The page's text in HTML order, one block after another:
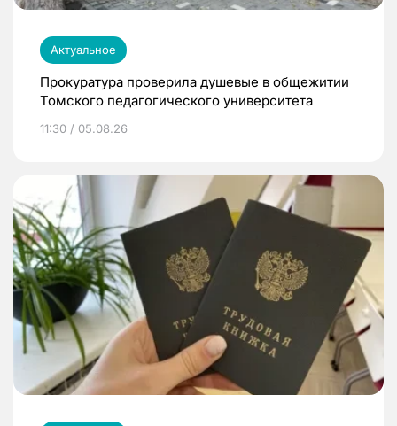
Актуальное
Прокуратура проверила душевые в общежитии
Томского педагогического университета
11:30 / 05.08.26